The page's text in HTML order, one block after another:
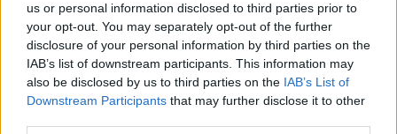
us or personal information disclosed to third parties prior to
your opt-out. You may separately opt-out of the further
disclosure of your personal information by third parties on the
IAB’s list of downstream participants. This information may
also be disclosed by us to third parties on the IAB’s List of
Downstream Participants that may further disclose it to other